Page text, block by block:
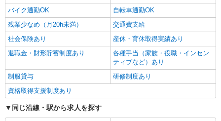
バイク通勤OK
自転車通勤OK
残業少なめ（月20h未満）
交通費支給
社会保険あり
産休・育休取得実績あり
退職金・財形貯蓄制度あり
各種手当（家族・役職・インセン
ティブなど）あり
制服貸与
研修制度あり
資格取得支援制度あり
同じ沿線・駅から求人を探す